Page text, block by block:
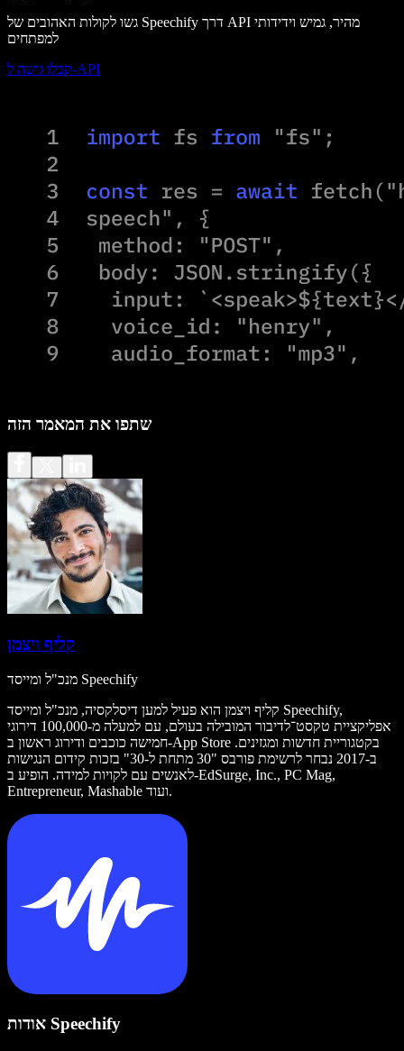
גשו לקולות האהובים של Speechify דרך API מהיר, גמיש וידידותי
למפתחים
קבלו גישה ל-API
שתפו את המאמר הזה
קליף ויצמן
מנכ"ל ומייסד Speechify
קליף ויצמן הוא פעיל למען דיסלקסיה, מנכ"ל ומייסד Speechify,
אפליקציית טקסט־לדיבור המובילה בעולם, עם למעלה מ-100,000 דירוגי
חמישה כוכבים ודירוג ראשון ב-App Store בקטגוריית חדשות ומגזינים.
ב-2017 נבחר לרשימת פורבס "30 מתחת ל-30" בזכות קידום הנגישות
לאנשים עם לקויות למידה. הופיע ב-EdSurge, Inc., PC Mag,
Entrepreneur, Mashable ועוד.
אודות Speechify